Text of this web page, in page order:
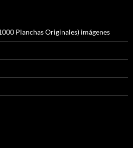
Planchas Originales) imágenes